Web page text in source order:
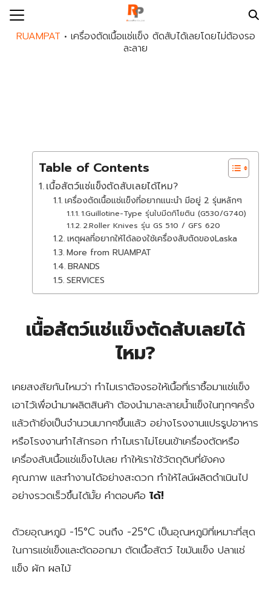
Skip
content
SERVICES
BLOG
Search
RUAMPAT • เครื่องตัดเนื้อแช่แข็ง ตัดสับได้เลยโดยไม่ต้องรอ
ละลาย
Table of Contents
เนื้อสัตว์แช่แข็งตัดสับเลยได้ไหม?
เครื่องตัดเนื้อแช่แข็งที่อยากแนะนำ มีอยู่ 2 รุ่นหลักๆ
1.Guillotine-Type รุ่นใบมีดกิโยติน (G530/G740)
2.Roller Knives รุ่น GS 510 / GFS 620
เหตุผลที่อยากให้ได้ลองใช้เครื่องสับตัดของLaska
More from RUAMPAT
BRANDS
SERVICES
เนื้อสัตว์แช่แข็งตัดสับเลยได้
ไหม?
เคยสงสัยกันไหมว่า ทำไมเราต้องรอให้เนื้อที่เราซื้อมาแช่แข็ง
เอาไว้เพื่อนำมาผลิตสินค้า ต้องนำมาละลายน้ำแข็งในทุกๆครั้ง
แล้วถ้ายิ่งเป็นจำนวนมากๆขึ้นแล้ว อย่างโรงงานแปรรูปอาหาร
หรือโรงงานทำไส้กรอก ทำไมเราไม่โยนเข้าเครื่องตัดหรือ
เครื่องสับเนื้อแช่แข็งไปเลย ทำให้เราใช้วัตถุดิบที่ยังคง
คุณภาพ และทำงานได้อย่างสะดวก ทำให้ไลน์ผลิตดำเนินไป
อย่างรวดเร็วขึ้นได้มั้ย คำตอบคือ ได้!
ด้วยอุณหภูมิ -15°C จนถึง -25°C เป็นอุณหภูมิที่เหมาะที่สุด
ในการแช่แข็งและตัดออกมา ตัดเนื้อสัตว์ ไขมันแข็ง ปลาแช่
แข็ง ผัก ผลไม้